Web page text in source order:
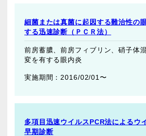
細菌または真菌に起因する難治性の
する迅速診断（ＰＣＲ法）
前房蓄膿、前房フィブリン、硝子体
変を有する眼内炎
2016/02/01〜
多項目迅速ウイルスPCR法によるウ
早期診断